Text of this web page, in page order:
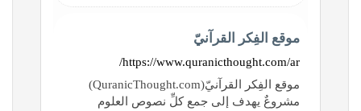
موقع الفِكر القرآنيّ
https://www.quranicthought.com/ar/
موقع الفِكر القرآنيّ(QuranicThought.com)
مشروعٌ يهدف إلى جمع كلِّ نصوص العلوم